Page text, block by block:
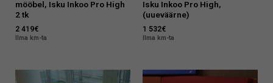
mööbel, Isku Inkoo Pro High
2 tk
2 419€
Ilma km-ta
Isku Inkoo Pro High,
(uueväärne)
1 532€
Ilma km-ta